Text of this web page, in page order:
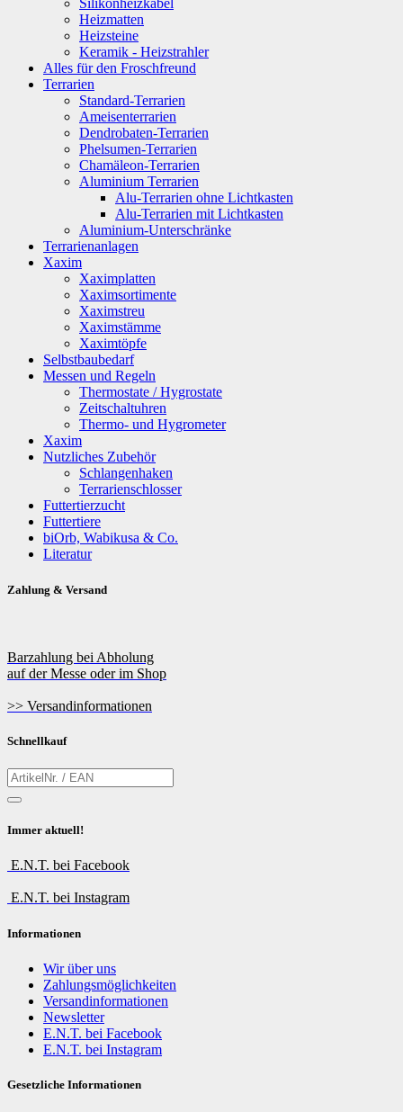
Silikonheizkabel
Heizmatten
Heizsteine
Keramik - Heizstrahler
Alles für den Froschfreund
Terrarien
Standard-Terrarien
Ameisenterrarien
Dendrobaten-Terrarien
Phelsumen-Terrarien
Chamäleon-Terrarien
Aluminium Terrarien
Alu-Terrarien ohne Lichtkasten
Alu-Terrarien mit Lichtkasten
Aluminium-Unterschränke
Terrarienanlagen
Xaxim
Xaximplatten
Xaximsortimente
Xaximstreu
Xaximstämme
Xaximtöpfe
Selbstbaubedarf
Messen und Regeln
Thermostate / Hygrostate
Zeitschaltuhren
Thermo- und Hygrometer
Xaxim
Nutzliches Zubehör
Schlangenhaken
Terrarienschlosser
Futtertierzucht
Futtertiere
biOrb, Wabikusa & Co.
Literatur
Zahlung & Versand
Barzahlung bei Abholung
auf der Messe oder im Shop
>> Versandinformationen
Schnellkauf
Immer aktuell!
E.N.T. bei Facebook
E.N.T. bei Instagram
Informationen
Wir über uns
Zahlungsmöglichkeiten
Versandinformationen
Newsletter
E.N.T. bei Facebook
E.N.T. bei Instagram
Gesetzliche Informationen